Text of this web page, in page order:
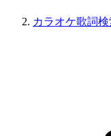
カラオケ歌詞検